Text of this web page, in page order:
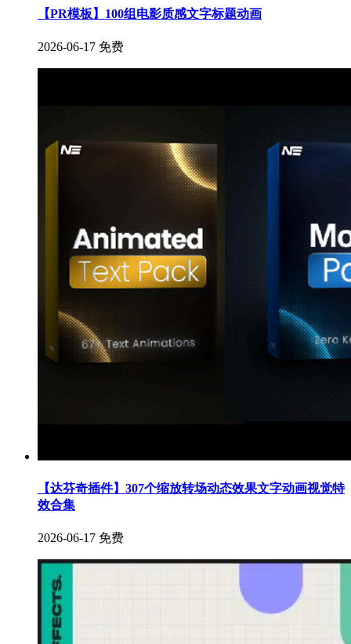
【PR模板】100组电影质感文字标题动画
2026-06-17 免费
【达芬奇插件】307个缩放转场动态效果文字动画视觉特
效合集
2026-06-17 免费